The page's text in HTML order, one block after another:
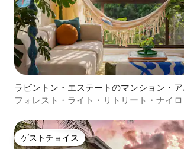
ラビントン・エステートのマンション・ア
ト
フォレスト・ライト・リトリート・ナイロ
ゲストチョイス
ゲストチョイス